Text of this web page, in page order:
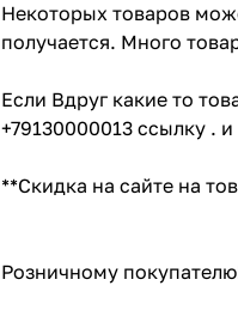
Некоторых товаров
получается. Много
Если Вдруг какие то
+79130000013 ссылку .
**Скидка на сайте на
Розничному